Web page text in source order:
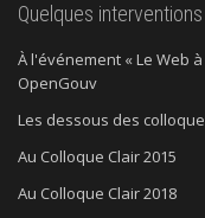
Quelques
À l'événement « Le Web
OpenGouv
Les dessous des
Au Colloque Clair 2015
Au Colloque Clair 2018